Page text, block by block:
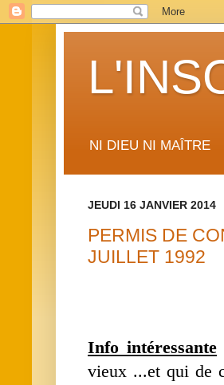
NI DIEU NI MAÎTRE
JEUDI 16 JANVIER 2014
PERMIS DE
JUILLET 1992
Info intéressante
vieux ...et qui de